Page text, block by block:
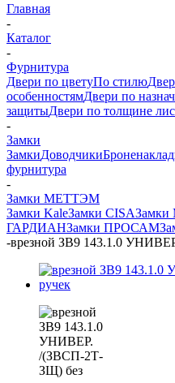
Главная
-
Каталог
-
Фурнитура
Двери по цветуПо стилю
особенностямДвери по
защитыДвери по толщине
-
Замки
ЗамкиДоводчики
фурнитура
-
Замки МЕТТЭМ
Замки KaleЗамки CISAЗамки
ГАРДИАНЗамки ПРОСАМ
-врезной ЗВ9 143.1.0